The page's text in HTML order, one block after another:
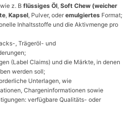
z. B flüssiges Öl, Soft Chew (weicher
, Kapsel, Pulver, oder emulgiertes Format;
Inhaltsstoffe und die Aktivmenge pro
, Trägeröl- und
(Label Claims) und die Märkte, in denen
werden soll;
Unterlagen, wie
Chargeninformationen sowie
verfügbare Qualitäts- oder